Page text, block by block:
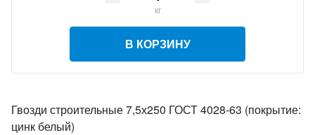
кг
В КОРЗИНУ
Гвозди строительные 7,5х250 ГОСТ 4028-63 (покрытие:
цинк белый)